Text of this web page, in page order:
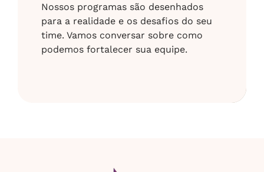
Nossos programas são desenhados
para a realidade e os desafios do seu
time. Vamos conversar sobre como
podemos fortalecer sua equipe.